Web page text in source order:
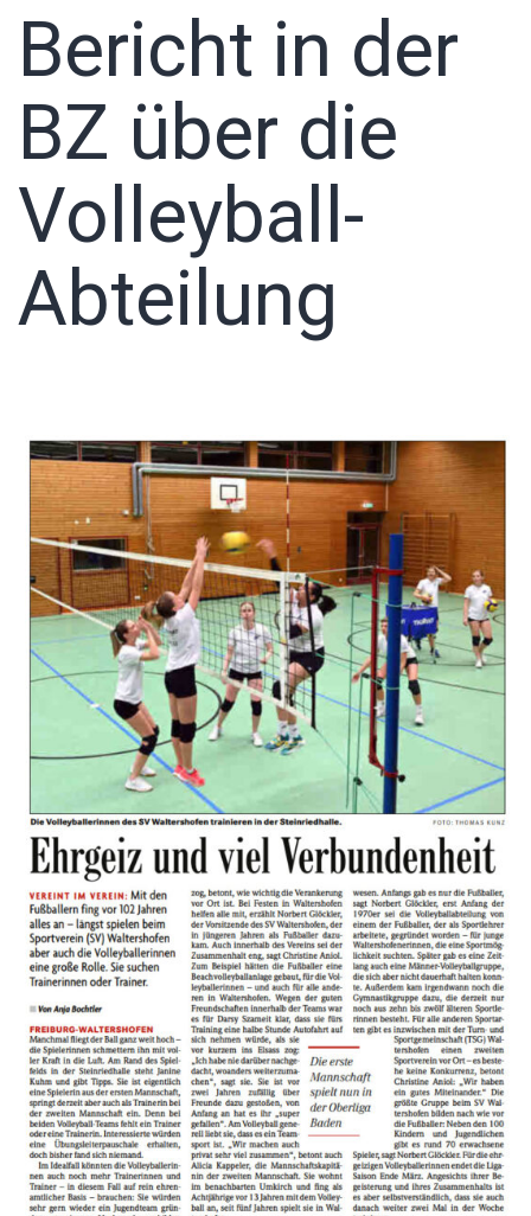
Bericht in der
BZ über die
Volleyball-
Abteilung